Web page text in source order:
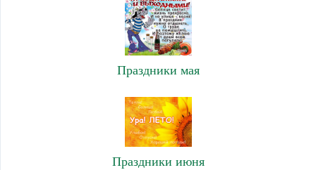
Праздники мая
Праздники июня